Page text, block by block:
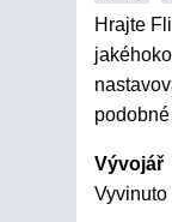
Hrajte
Vývojář
Vyvinuto